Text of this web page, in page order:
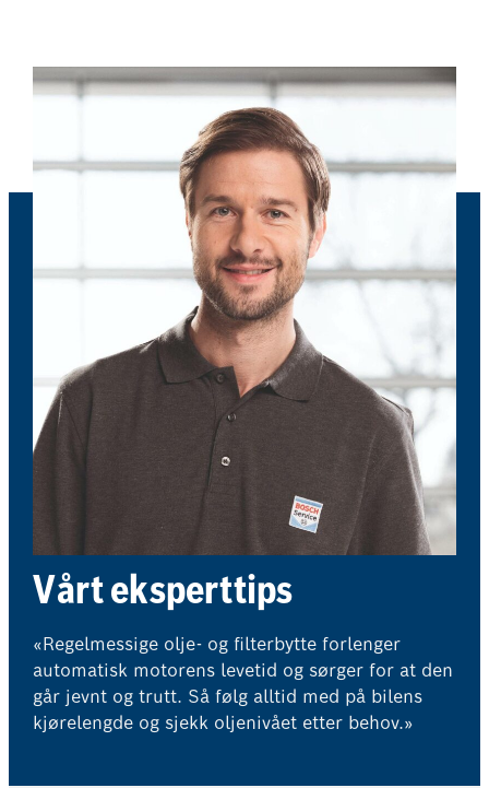
Vårt eksperttips
«Regelmessige olje- og filterbytte forlenger
automatisk motorens levetid og sørger for at den
går jevnt og trutt. Så følg alltid med på bilens
kjørelengde og sjekk oljenivået etter behov.»